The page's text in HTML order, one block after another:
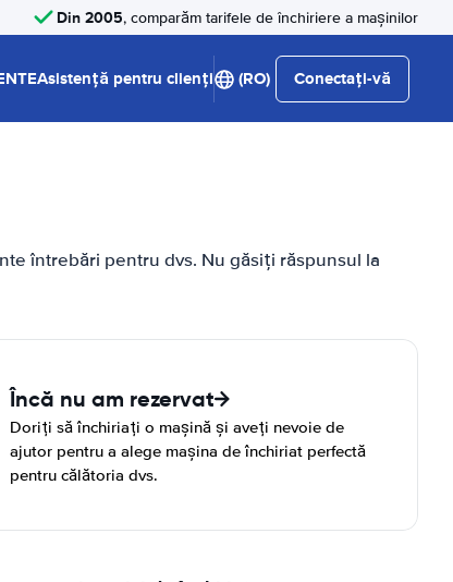
Din 2005, comparăm tarifele de închiriere a mașinilor
Asistență pentru clienți (RO) Conectați-vă
întrebări pentru dvs. Nu găsiți răspunsul la
Încă nu am rezervat
Doriți să închiriați o mașină și aveți nevoie de
ajutor pentru a alege mașina de închiriat perfectă
pentru călătoria dvs.